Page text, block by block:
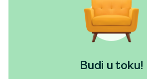
Budi u toku!